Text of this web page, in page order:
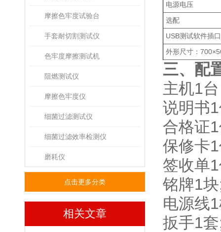
摩擦色牢度试验台
手套耐切割测试仪
色牢度摩擦测试机
阻燃测试仪
摩擦色牢度仪
细菌过滤测试仪
细菌过滤效率检测仪
磨耗仪
点击更多分类
相关文章
电源电压
选配
USB测试软件插
外形尺寸：
三、配
主机1
说明书
合格证
保修卡
签收单
铭牌1
电源线
扳手1